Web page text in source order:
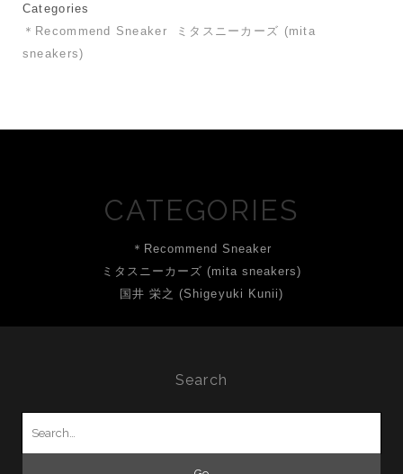
Categories
＊Recommend Sneaker
ミタスニーカーズ (mita
sneakers)
CATEGORIES
＊Recommend Sneaker
ミタスニーカーズ (mita sneakers)
国井 栄之 (Shigeyuki Kunii)
Search